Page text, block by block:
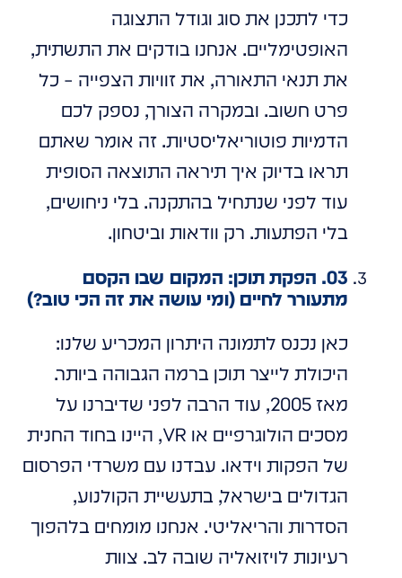
כדי לתכנן את סוג וגודל התצוגה
האופטימליים. אנחנו בודקים את התשתית,
את תנאי התאורה, את זוויות הצפייה – כל
פרט חשוב. ובמקרה הצורך, נספק לכם
הדמיות פוטוריאליסטיות. זה אומר שאתם
תראו בדיוק איך תיראה התוצאה הסופית
עוד לפני שנתחיל בהתקנה. בלי ניחושים,
בלי הפתעות. רק וודאות וביטחון.
03. הפקת תוכן: המקום שבו הקסם
מתעורר לחיים (ומי עושה את זה הכי טוב?)
כאן נכנס לתמונה היתרון המכריע שלנו:
היכולת לייצר תוכן ברמה הגבוהה ביותר.
מאז 2005, עוד הרבה לפני שדיברנו על
מסכים הולוגרפיים או VR, היינו בחוד החנית
של הפקות וידאו. עבדנו עם משרדי הפרסום
הגדולים בישראל, בתעשיית הקולנוע,
הסדרות והריאליטי. אנחנו מומחים בלהפוך
רעיונות לויזואליה שובה לב. צוות